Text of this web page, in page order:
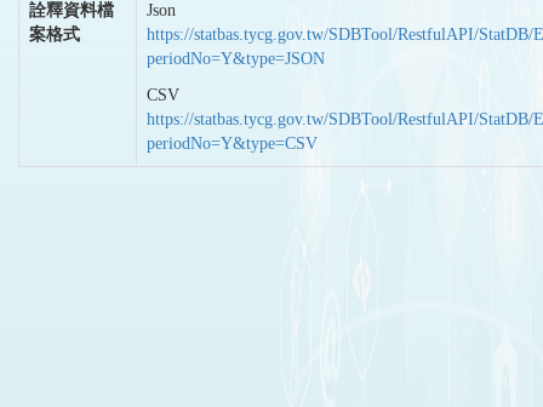
詮釋資料檔
案格式
Json
https://statbas.tycg.gov.tw/SDBTool/RestfulAPI/StatDB/
periodNo=Y&type=JSON
CSV
https://statbas.tycg.gov.tw/SDBTool/RestfulAPI/StatDB/
periodNo=Y&type=CSV